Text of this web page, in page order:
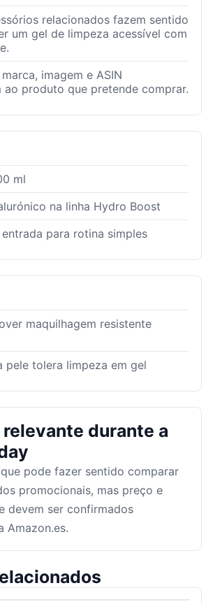
relacionados fazem sentido
um gel de limpeza acessível com
imagem e ASIN
ao produto que pretende comprar.
ml
na linha Hydro Boost
para rotina simples
maquilhagem resistente
pele tolera limpeza em gel
relevante durante a
pode fazer sentido comparar
promocionais, mas preço e
devem ser confirmados
Amazon.es.